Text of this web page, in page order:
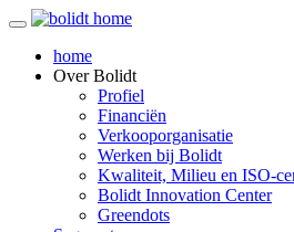
home
OverBolidt
Profiel
Financiën
Verkooporganisatie
Werken bij Bolidt
Kwaliteit, Milieu en ISO-
Bolidt Innovation Center
Greendots